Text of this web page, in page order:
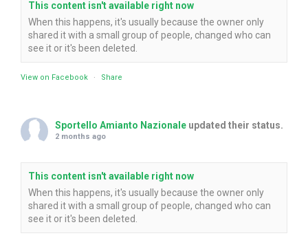
This content isn't available right now
When this happens, it's usually because the owner only
shared it with a small group of people, changed who can
see it or it's been deleted.
View on Facebook · Share
Sportello Amianto Nazionale updated their status.
2 months ago
This content isn't available right now
When this happens, it's usually because the owner only
shared it with a small group of people, changed who can
see it or it's been deleted.